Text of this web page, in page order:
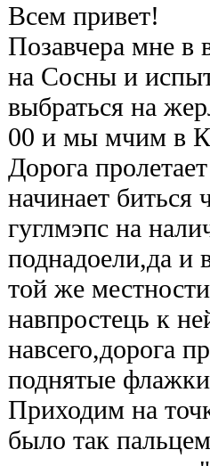
Всем привет!
Позавчера мне в
на Сосны и
выбраться на
00 и мы мчим в
Дорога
начинает
гуглмэпс на
поднадоели,да и
той же
навпростець к
навсего,дорога
поднятые
Приходим на
было так